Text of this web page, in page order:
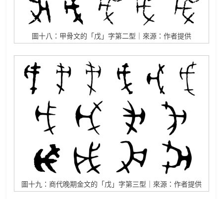
圖十八：甲骨文的「戊」字第二型｜來源：作者提供
圖十九：商代晚期金文的「戊」字第三型｜來源：作者提供